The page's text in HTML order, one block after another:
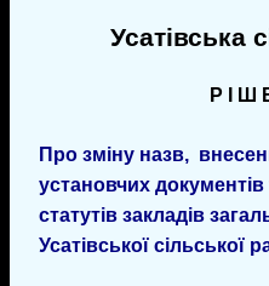
Усатівська
Р І Ш
Про зміну назв,
установчих
статутів закладів
Усатівської сільської